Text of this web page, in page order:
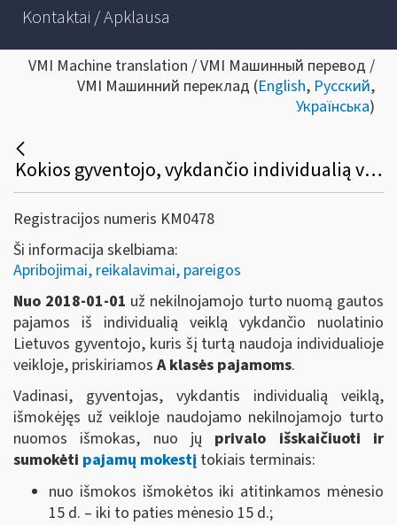
Kontaktai / Apklausa
VMI Machine translation / VMI Машинный перевод /
VMI Машинний переклад (English, Русский,
Українська)
Kokios gyventojo, vykdančio individualią veiklą, pareigos išmokėjus nuomos išmokas?
Registracijos numeris KM0478
Ši informacija skelbiama:
Apribojimai, reikalavimai, pareigos
Nuo 2018-01-01 už nekilnojamojo turto nuomą gautos
pajamos iš individualią veiklą vykdančio nuolatinio
Lietuvos gyventojo, kuris šį turtą naudoja individualioje
veikloje, priskiriamos A klasės pajamoms.
Vadinasi, gyventojas, vykdantis individualią veiklą,
išmokėjęs už veikloje naudojamo nekilnojamojo turto
nuomos išmokas, nuo jų privalo išskaičiuoti ir
sumokėti pajamų mokestį tokiais terminais:
nuo išmokos išmokėtos iki atitinkamos mėnesio
15 d. – iki to paties mėnesio 15 d.;